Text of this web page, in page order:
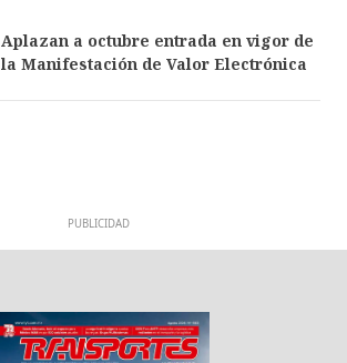
Aplazan a octubre entrada en vigor de
la Manifestación de Valor Electrónica
PUBLICIDAD